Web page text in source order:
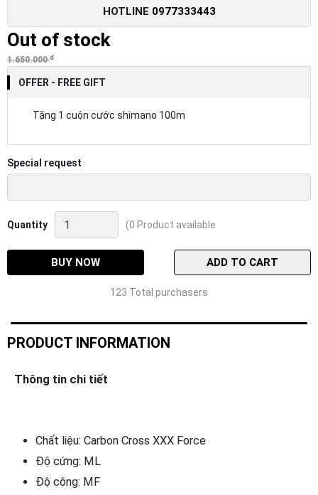
HOTLINE 0977333443
Out of stock
1.650.000đ
OFFER - FREE GIFT
Tặng 1 cuộn cước shimano 100m
Special request
Quantity
Cần
lure
Hacker
(0 Product available
BUY NOW ADD TO CART
123 Total purchasers
PRODUCT INFORMATION
Thông tin chi tiết
Chất liệu: Carbon Cross XXX Force
Độ cứng: ML
Độ công: MF